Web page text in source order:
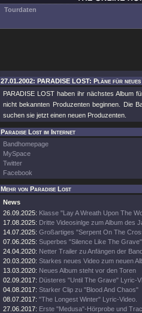
Tourdaten
27.01.2002: PARADISE LOST: Pläne für
PARADISE LOST haben ihr nächstes Album
nicht bekannten Produzenten beginnen. Die
suchen sie jetzt einen neuen Produzenten.
Paradise Lost im Internet
Bandhomepage
MySpace
Twitter
Facebook
Mehr von Paradise Lost
News
26.09.2025: Klasse "Lay A Wreath Upon The
17.08.2025: Dritte Videosinlge zum Album des
14.07.2025: Großartiges "Serpent On The
07.06.2025: Superbes "Silence Like The
24.04.2020: Netter Trailer zu Anfängen der
20.03.2020: Starkes neues Video zum neuen
13.03.2020: Neues Album steht vor den Toren
02.09.2017: Düsteres "Until The Grave" Lyric-
04.08.2017: Starker Clip zu "Blood And Chaos"
08.07.2017: "The Longest Winter" Lyric-Video.
27.06.2017: Erste "Medusa"-Hörprobe und